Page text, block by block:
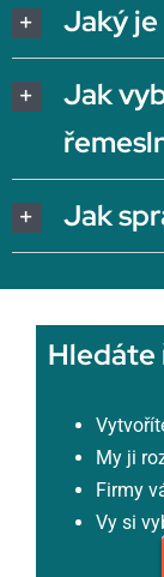
Jaký
Jak
Jak
Hledáte
My ji
Firmy
Vy si